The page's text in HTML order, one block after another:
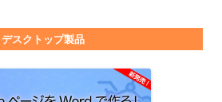
デスクトップ製品